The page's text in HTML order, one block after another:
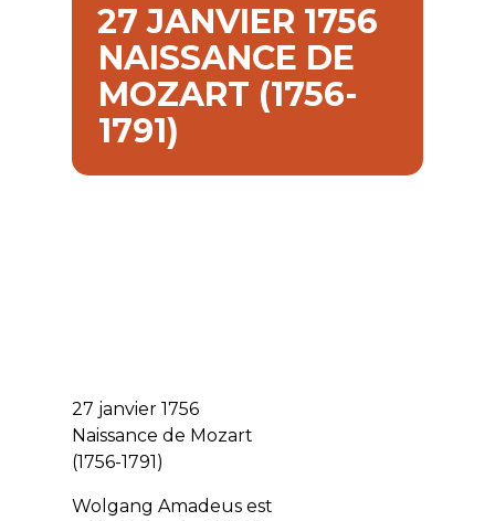
27 JANVIER 1756
NAISSANCE DE
MOZART (1756-
1791)
27 janvier 1756
Naissance de Mozart
(1756-1791)
Wolgang Amadeus est